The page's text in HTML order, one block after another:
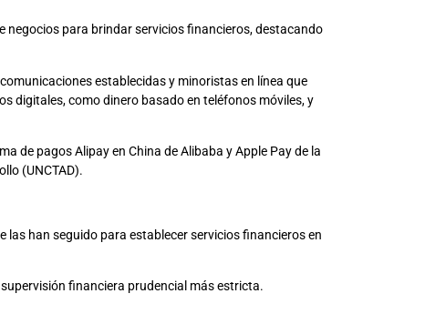
negocios para brindar servicios financieros, destacando
establecidas y minoristas en línea que
digitales, como dinero basado en teléfonos móviles, y
de pagos Alipay en China de Alibaba y Apple Pay de la
(UNCTAD).
han seguido para establecer servicios financieros en
financiera prudencial más estricta.